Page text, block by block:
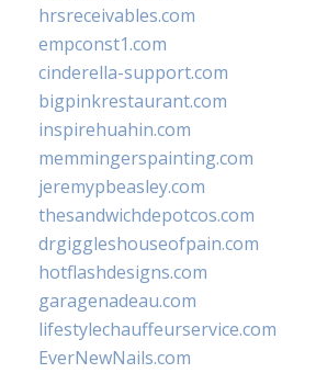
hrsreceivables.com
empconst1.com
cinderella-support.com
bigpinkrestaurant.com
inspirehuahin.com
memmingerspainting.com
jeremypbeasley.com
thesandwichdepotcos.com
drgiggleshouseofpain.com
hotflashdesigns.com
garagenadeau.com
lifestylechauffeurservice.com
EverNewNails.com